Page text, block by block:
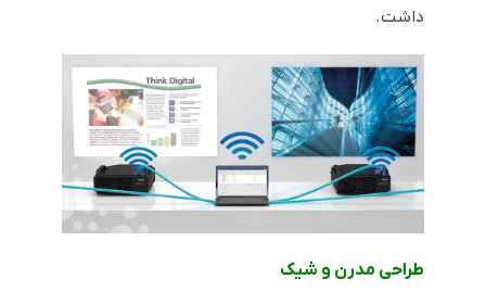
داشت.
طراحی مدرن و شیک